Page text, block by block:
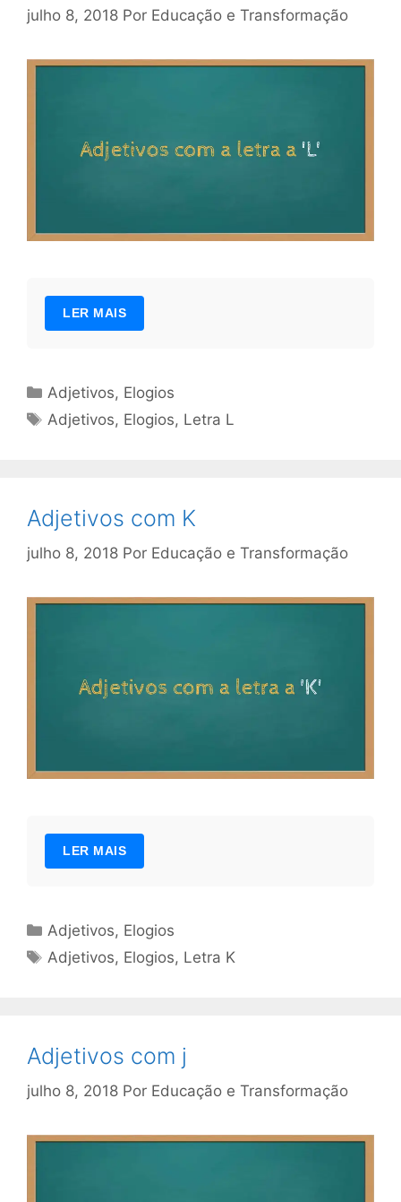
julho 8, 2018 Por Educação e Transformação
LER MAIS
Categorias
Adjetivos, Elogios
Tags
Adjetivos, Elogios, Letra L
Adjetivos com K
julho 8, 2018 Por Educação e Transformação
LER MAIS
Categorias
Adjetivos, Elogios
Tags
Adjetivos, Elogios, Letra K
Adjetivos com j
julho 8, 2018 Por Educação e Transformação